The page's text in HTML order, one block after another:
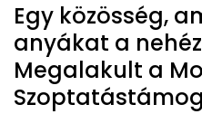
Egy közösség,
anyákat a
Megalakult a